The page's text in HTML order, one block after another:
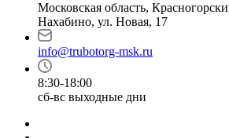
Московская область,
Нахабино, ул. Новая, 17
info@trubotorg-msk.ru
8:30-18:00
сб-вс выходные дни